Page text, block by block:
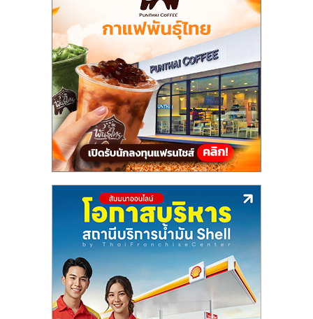
ไชส์
ขาย
หน้า
บ้าน
ลงทุน
น้อย